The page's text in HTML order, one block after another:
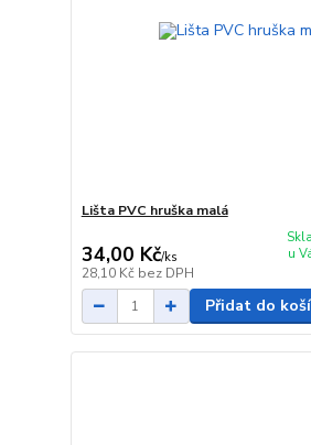
Lišta PVC hruška malá
34,00 Kč/ks
28,10 Kč bez DPH
u
Přidat do